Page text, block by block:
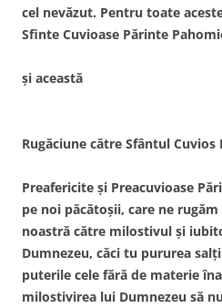
cel nevăzut. Pentru toate
Sfinte Cuvioase Părinte
şi această
Rugăciune către Sfântul Cuvios
Preafericite şi Preacuvioase
pe noi păcătoşii, care ne
noastră către milostivul şi
Dumnezeu, căci tu pururea
puterile cele fără de materie
milostivirea lui Dumnezeu să